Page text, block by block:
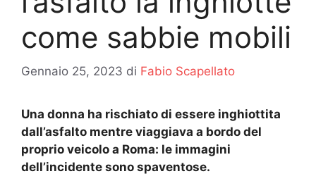
come sabbie mobili
Gennaio 25, 2023 di Fabio Scapellato
Una donna ha rischiato di essere inghiottita
dall’asfalto mentre viaggiava a bordo del
proprio veicolo a Roma: le immagini
dell’incidente sono spaventose.